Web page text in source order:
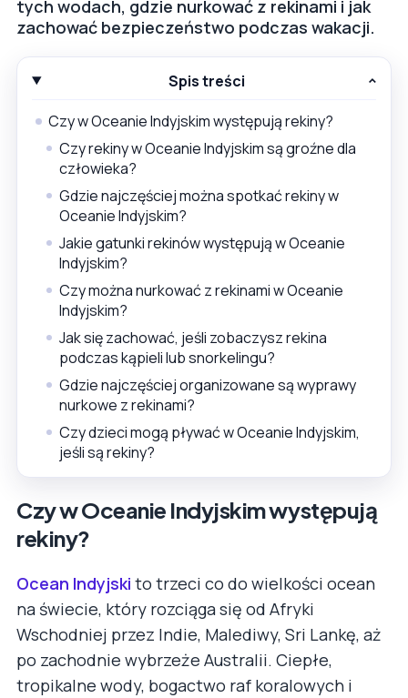
tych wodach, gdzie nurkować z rekinami i jak
zachować bezpieczeństwo podczas wakacji.
Spis treści
Czy w Oceanie Indyjskim występują rekiny?
Czy rekiny w Oceanie Indyjskim są groźne dla
człowieka?
Gdzie najczęściej można spotkać rekiny w
Oceanie Indyjskim?
Jakie gatunki rekinów występują w Oceanie
Indyjskim?
Czy można nurkować z rekinami w Oceanie
Indyjskim?
Jak się zachować, jeśli zobaczysz rekina
podczas kąpieli lub snorkelingu?
Gdzie najczęściej organizowane są wyprawy
nurkowe z rekinami?
Czy dzieci mogą pływać w Oceanie Indyjskim,
jeśli są rekiny?
Czy w Oceanie Indyjskim występują
rekiny?
Ocean Indyjski to trzeci co do wielkości ocean
na świecie, który rozciąga się od Afryki
Wschodniej przez Indie, Malediwy, Sri Lankę, aż
po zachodnie wybrzeże Australii. Ciepłe,
tropikalne wody, bogactwo raf koralowych i